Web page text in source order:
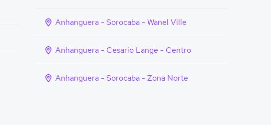
Anhanguera - Sorocaba - Wanel Ville
Anhanguera - Cesario Lange - Centro
Anhanguera - Sorocaba - Zona Norte